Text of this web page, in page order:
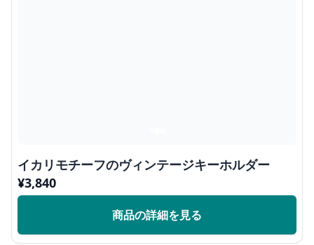
イカリモチーフのヴィンテージキーホルダー
¥3,840
商品の詳細を見る